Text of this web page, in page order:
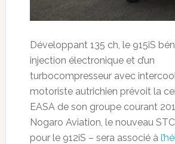
Développant 135 ch, le 915iS
injection électronique et d’un
turbocompresseur avec
motoriste autrichien prévoit la
EASA de son groupe courant
Nogaro Aviation, le nouveau
pour le 912iS – sera associé à